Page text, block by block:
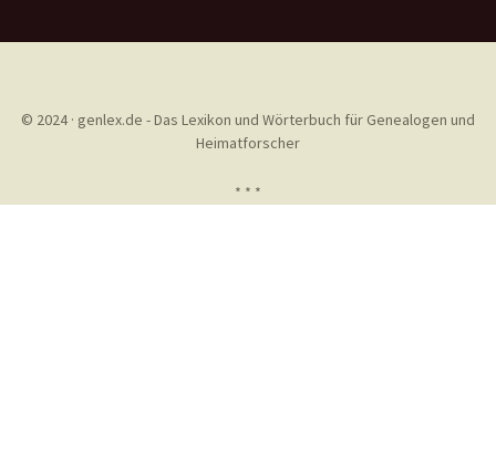
© 2024 · genlex.de - Das Lexikon und Wörterbuch für Genealogen und
Heimatforscher
* * *